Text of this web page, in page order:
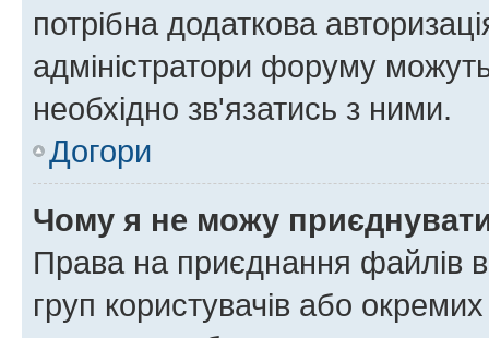
потрібна додаткова
адміністратори форуму
необхідно зв'язатись з ними.
Догори
Чому я не можу
Права на приєднання файлів
груп користувачів або